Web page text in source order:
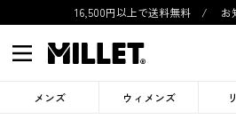
16,500円以上で送料無料 / お
メンズ ウィメンズ